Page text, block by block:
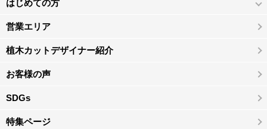
はじめての方
営業エリア
植木カットデザイナー紹介
お客様の声
SDGs
特集ページ